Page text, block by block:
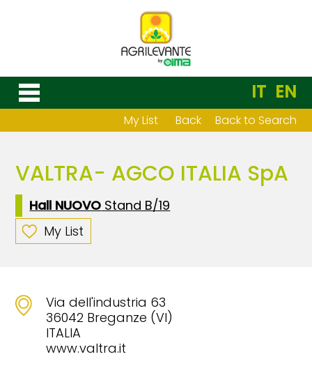
IT EN
My List Back Back to Search
VALTRA- AGCO ITALIA SpA
Hall NUOVO Stand B/19
My List
Via dell'industria 63
36042 Breganze (VI)
ITALIA
www.valtra.it